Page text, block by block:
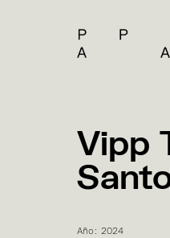
Vipp
Año: 2024